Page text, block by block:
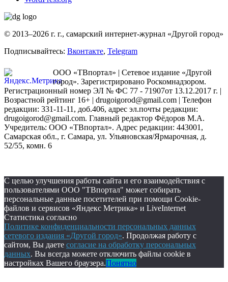
© 2013–2026 г. г., самарский интернет-журнал «Другой город»
Подписывайтесь: Вконтакте, Telegram
ООО «ТВпортал» | Сетевое издание «Другой
город». Зарегистрировано Роскомнадзором.
Регистрационный номер ЭЛ № ФС 77 - 71907от 13.12.2017 г. |
Возрастной рейтинг 16+ | drugoigorod@gmail.com | Телефон
редакции: 331-11-11, доб.406, адрес эл.почты редакции:
drugoigorod@gmail.com. Главный редактор Фёдоров М.А.
Учредитель: ООО «ТВпортал». Адрес редакции: 443001,
Самарская обл., г. Самара, ул. Ульяновская/Ярмарочная, д.
52/55, комн. 6
С целью улучшения работы сайта и его взаимодействия с
пользователями ООО "ТВпортал" может собирать
персональные данные посетителей при помощи Cookie-
файлов и сервисов «Яндекс Метрика» и LiveInternet
Статистика согласно
Политике конфиденциальности персональных данных
сетевого издания «Другой город». Продолжая работу с
сайтом, Вы даете согласие на обработку персональных
данных. Вы всегда можете отключить файлы cookie в
настройках Вашего браузера.Понятно